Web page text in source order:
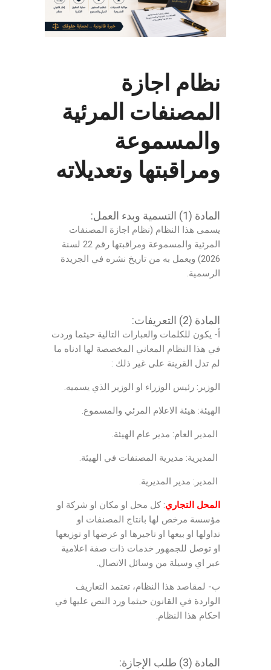
نظام اجازة
المصنفات المرئية
والمسموعة
ومراقبتها وتعديلاته
المادة (1) التسمية وبدء العمل:
يسمى هذا النظام (نظام اجازة المصنفات
المرئية والمسموعة ومراقبتها رقم 22 لسنة
2026) ويعمل به من تاريخ نشره في الجريدة
الرسمية.
المادة (2) التعريفات:
أ- يكون للكلمات والعبارات التالية حيثما وردت
في هذا النظام المعاني المخصصة لها ادناه ما
لم تدل القرينة على غير ذلك :
الوزير: رئيس الوزراء او الوزير الذي يسميه.
الهيئة: هيئة الاعلام المرئي والمسموع.
المدير العام: مدير عام الهيئة.
المديرية: مديرية المصنفات في الهيئة.
المدير: مدير المديرية.
المحل التجاري: كل محل او مكان او شركة او
مؤسسة مرخص لها بانتاج المصنفات او
تداولها او بيعها او تاجيرها او عرضها او توزيعها
او توصل للجمهور خدمات ذات صفة اعلامية
عبر اي وسيلة من وسائل الاتصال.
ب- لمقاصد هذا النظام، تعتمد التعاريف
الواردة في القانون حيثما ورد النص عليها في
احكام هذا النظام.
المادة (3) طلب الإجازة: